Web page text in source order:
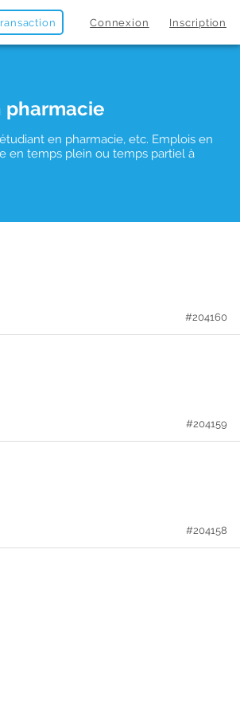
Connexion Inscription
pharmacie
en pharmacie, etc. Emplois en
en temps plein ou temps partiel à
#204160
#204159
#204158